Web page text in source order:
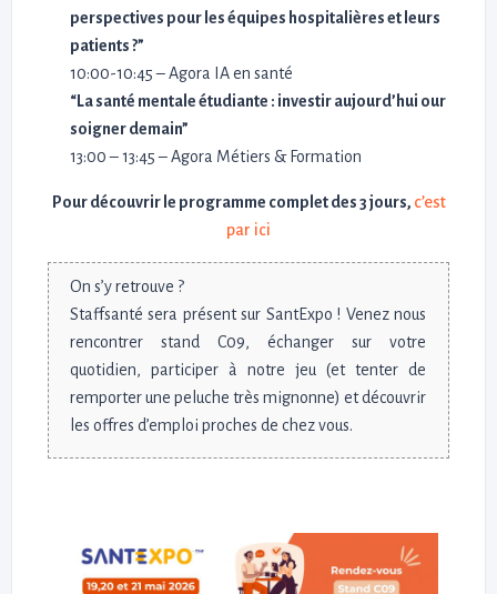
perspectives pour les équipes hospitalières et leurs
patients ?”
10:00-10:45 – Agora IA en santé
“La santé mentale étudiante : investir aujourd’hui our
soigner demain”
13:00 – 13:45 – Agora Métiers & Formation
Pour découvrir le programme complet des 3 jours, c’est
par ici
On s’y retrouve ?
Staffsanté sera présent sur SantExpo ! Venez nous
rencontrer stand C09, échanger sur votre
quotidien, participer à notre jeu (et tenter de
remporter une peluche très mignonne) et découvrir
les offres d’emploi proches de chez vous.